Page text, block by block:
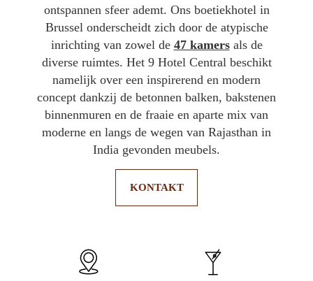
ontspannen sfeer ademt. Ons boetiekhotel in
Brussel onderscheidt zich door de atypische
inrichting van zowel de 47 kamersals de
diverse ruimtes. Het 9 Hotel Central beschikt
namelijk over een inspirerend en modern
concept dankzij de betonnen balken, bakstenen
binnenmuren en de fraaie en aparte mix van
moderne en langs de wegen van Rajasthan in
India gevonden meubels.
KONTAKT